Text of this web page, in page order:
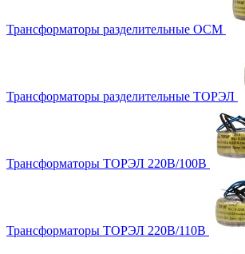
Трансформаторы разделительные ОСМ
Трансформаторы разделительные ТОРЭЛ
Трансформаторы ТОРЭЛ 220В/100В
Трансформаторы ТОРЭЛ 220В/110В